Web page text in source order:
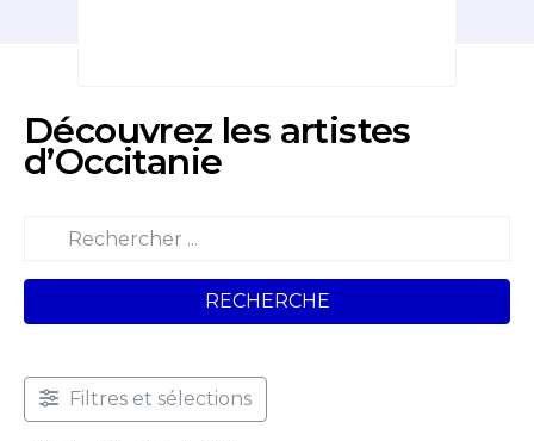
Découvrez les artistes
d’Occitanie
RECHERCHE
Filtres et sélections